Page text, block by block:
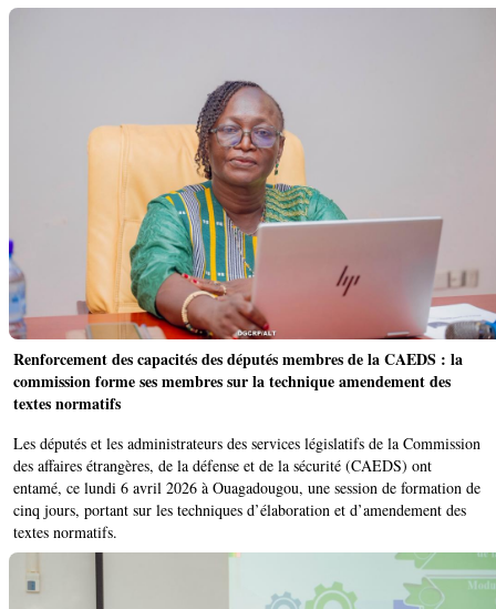
Renforcement des capacités des députés membres de la CAEDS : la
commission forme ses membres sur la technique amendement des
textes normatifs
Les députés et les administrateurs des services législatifs de la Commission
des affaires étrangères, de la défense et de la sécurité (CAEDS) ont
entamé, ce lundi 6 avril 2026 à Ouagadougou, une session de formation de
cinq jours, portant sur les techniques d’élaboration et d’amendement des
textes normatifs.